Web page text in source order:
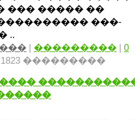
��� ����� ��
���-
..
| ��������� | 0
1823 ���������